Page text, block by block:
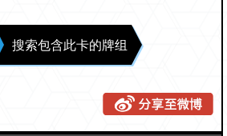
搜索包含此卡的牌组